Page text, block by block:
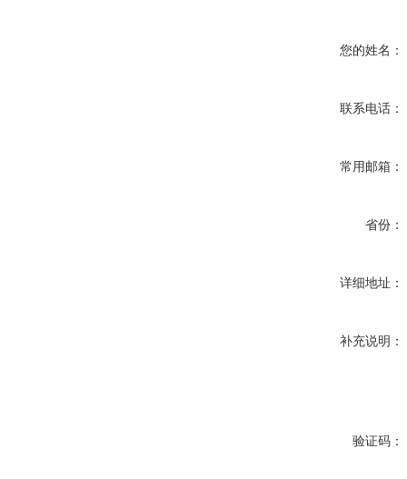
您的姓名：
联系电话：
常用邮箱：
省份：
详细地址：
补充说明：
验证码：